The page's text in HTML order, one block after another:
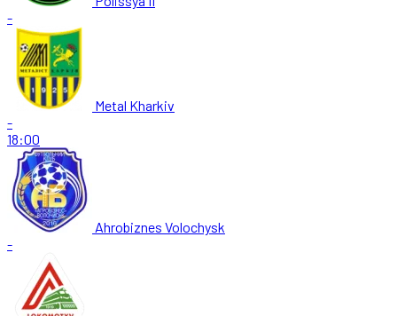
-
Metal Kharkiv
-
18:00
Ahrobiznes Volochysk
-